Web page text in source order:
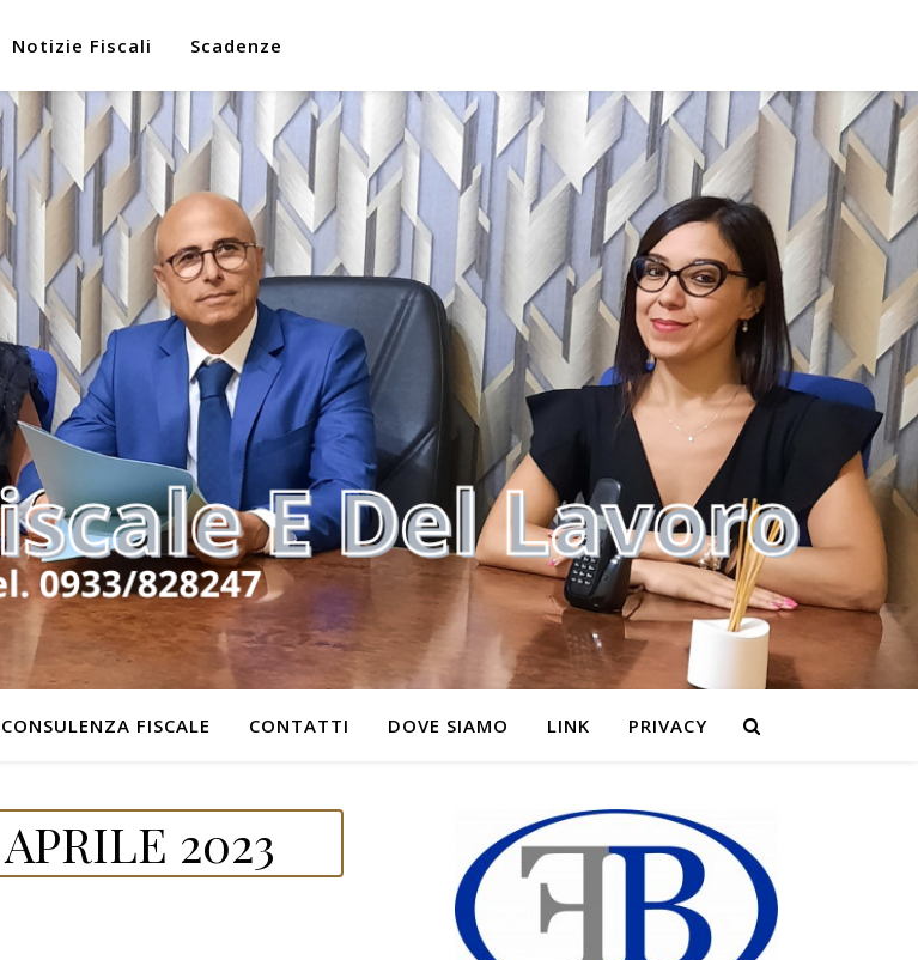
Notizie Fiscali Scadenze
CONSULENZA FISCALE CONTATTI DOVE SIAMO LINK PRIVACY
2023